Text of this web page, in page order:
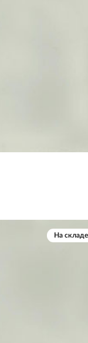
На складе